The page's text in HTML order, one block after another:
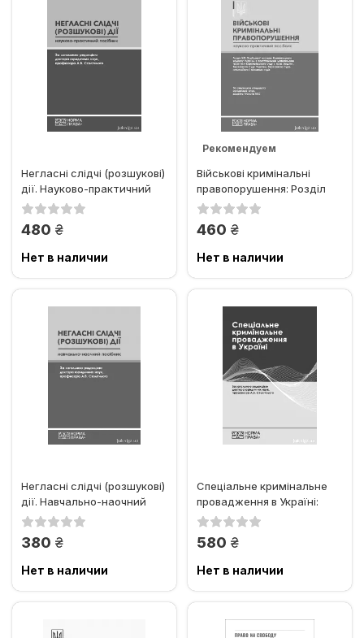
Негласні слідчі (розшукові)
дії. Науково-практичний
посібник
480 грн.
Нет в наличии
Рекомендуем
Військові кримінальні
правопорушення: Розділ
ХІХ Особливої частини...
460 грн.
Нет в наличии
Негласні слідчі (розшукові)
дії. Навчально-наочний
посібник
380 грн.
Нет в наличии
Спеціальне кримінальне
провадження в Україні:
науково-практичний...
580 грн.
Нет в наличии